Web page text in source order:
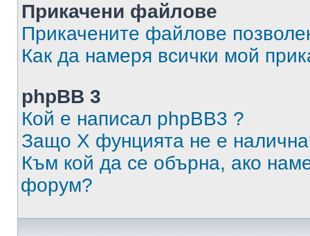
Прикачени файлове
Прикачените файлове
Как да намеря всички мой
phpBB 3
Кой е написал phpBB3 ?
Защо X фунцията не е
Към кой да се обърна, ако
форум?